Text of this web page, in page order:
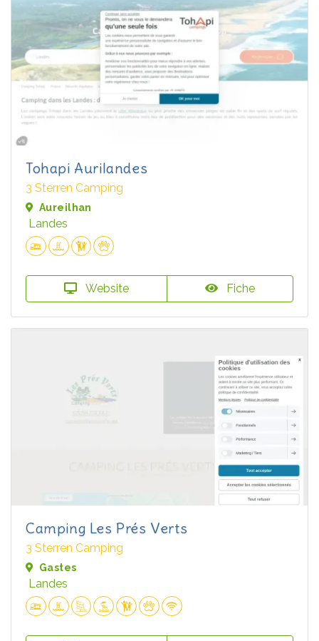
Tohapi Aurilandes
3 Sterren Camping
Aureilhan
Landes
Website Fiche
Camping Les Prés Verts
3 Sterren Camping
Gastes
Landes